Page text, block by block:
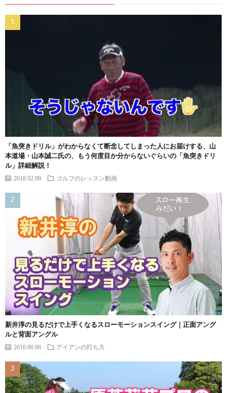
「魚突きドリル」がわからなくて断念してしまった人にお届けする、山
本道場・山本誠二氏の、もう何度目か分からないぐらいの「魚突きドリ
ル」詳細解説！
2018.02.09 ゴルフのレッスン動画
新井淳の見るだけで上手くなるスローモーションスイング｜正面アング
ルと背面アングル
2016.06.06 アイアンの打ち方